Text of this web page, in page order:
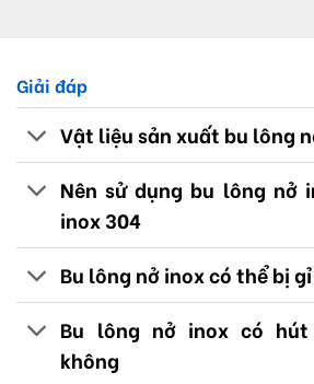
Giải đáp
Vật liệu sản xuất bu lông
Nên sử dụng bu lông nở
inox 304
Bu lông nở inox có thể bị
Bu lông nở inox có
không